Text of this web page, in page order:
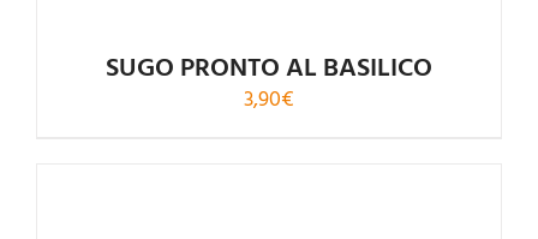
SUGO PRONTO AL BASILICO
3,90€